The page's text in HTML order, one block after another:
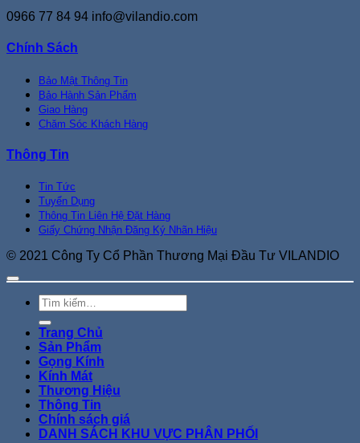
0966 77 84 94 info@vilandio.com
Chính Sách
Bảo Mật Thông Tin
Bảo Hành Sản Phẩm
Giao Hàng
Chăm Sóc Khách Hàng
Thông Tin
Tin Tức
Tuyển Dụng
Thông Tin Liên Hệ Đặt Hàng
Giấy Chứng Nhận Đăng Ký Nhãn Hiệu
© 2021 Công Ty Cổ Phần Thương Mại Đầu Tư VILANDIO
Tìm
kiếm:
Trang Chủ
Sản Phẩm
Gọng Kính
Kính Mát
Thương Hiệu
Thông Tin
Chính sách giá
DANH SÁCH KHU VỰC PHÂN PHỐI